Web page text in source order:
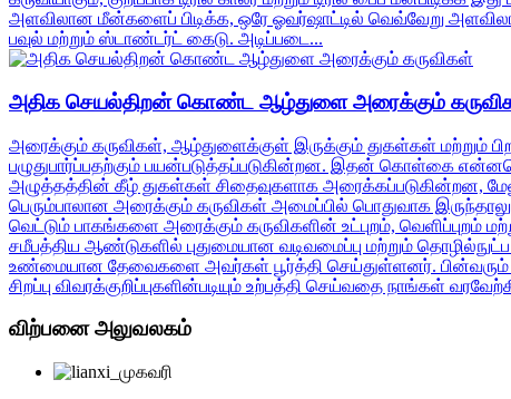
அளவிலான மீன்களைப் பிடிக்க, ஒரே ஓவர்ஷாட்டில் வெவ்வேறு
பவுல் மற்றும் ஸ்டாண்டர்ட் கைடு. அடிப்படை...
அதிக செயல்திறன் கொண்ட ஆழ்துளை அரைக்கும்
அரைக்கும் கருவிகள், ஆழ்துளைக்குள் இருக்கும் துகள்கள் மற்றும்
பழுதுபார்ப்பதற்கும் பயன்படுத்தப்படுகின்றன. இதன் கொள்கை
அழுத்தத்தின் கீழ் துகள்கள் சிதைவுகளாக அரைக்கப்படுகின்றன,
பெரும்பாலான அரைக்கும் கருவிகள் அமைப்பில் பொதுவாக
வெட்டும் பாகங்களை அரைக்கும் கருவிகளின் உட்புறம், வெளிப்புறம்
சமீபத்திய ஆண்டுகளில் புதுமையான வடிவமைப்பு மற்றும்
உண்மையான தேவைகளை அவர்கள் பூர்த்தி செய்துள்ளனர். பின்வரும்
சிறப்பு விவரக்குறிப்புகளின்படியும் உற்பத்தி செய்வதை நாங்கள்
விற்பனை அலுவலகம்